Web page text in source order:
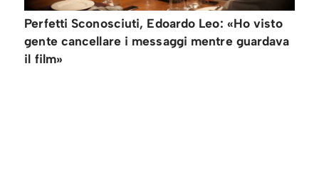
Perfetti Sconosciuti, Edoardo Leo: «Ho visto
gente cancellare i messaggi mentre guardava
il film»